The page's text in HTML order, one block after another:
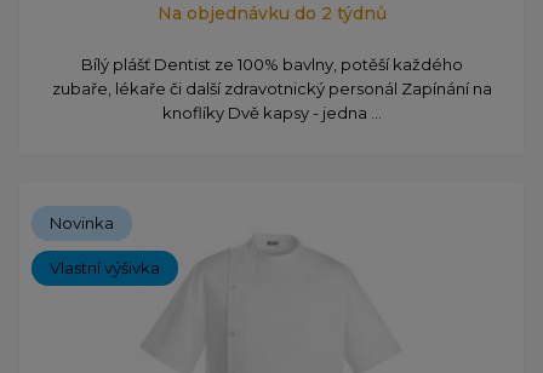
Na objednávku do 2 týdnů
Bílý plášť Dentist ze 100% bavlny, potěší každého
zubaře, lékaře či další zdravotnický personál Zapínání na
knoflíky Dvě kapsy - jedna ...
Novinka
Vlastní výšivka